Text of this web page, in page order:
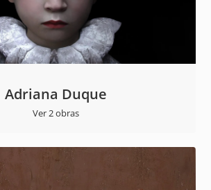
Adriana Duque
Ver 2 obras